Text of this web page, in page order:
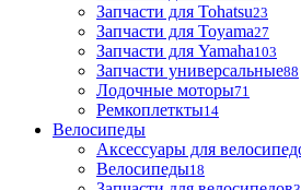
Запчасти для Tohatsu23
Запчасти для Toyama27
Запчасти для Yamaha103
Запчасти универсальные88
Лодочные моторы71
Ремкоплеткты14
Велосипеды
Аксессуары для
Велосипеды18